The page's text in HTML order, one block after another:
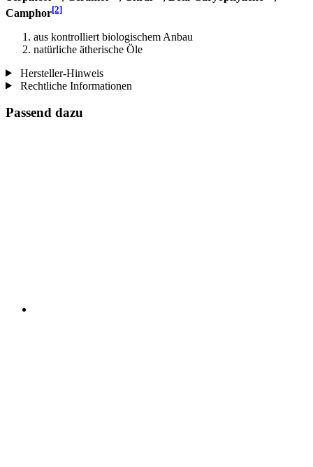
Camphor[2]
aus kontrolliert biologischem Anbau
natürliche ätherische Öle
Hersteller-Hinweis
Rechtliche Informationen
Passend dazu